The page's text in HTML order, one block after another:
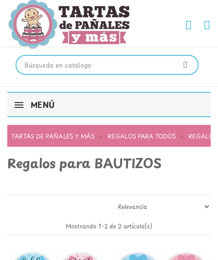
MENÚ
TARTAS DE PAÑALES Y MÁS REGALOS PARA TODOS
Regalos para BAUTIZOS
Mostrando 1-2 de 2 artículo(s)